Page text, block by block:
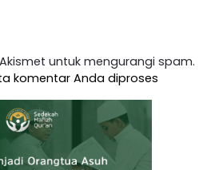
untuk mengurangi spam.
komentar Anda diproses